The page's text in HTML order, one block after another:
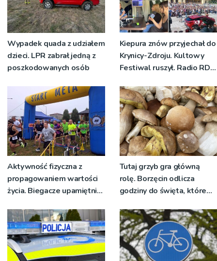
Wypadek quada z udziałem
dzieci. LPR zabrał jedną z
poszkodowanych osób
Kiepura znów przyjechał do
Krynicy-Zdroju. Kultowy
Festiwal ruszył. Radio RDN
żywo [ZDJĘCIA]
Aktywność fizyczna z
propagowaniem wartości
życia. Biegacze upamiętnili
Tutaj grzyb gra główną
rolę. Borzęcin odlicza
godziny do święta, które
pokoleń